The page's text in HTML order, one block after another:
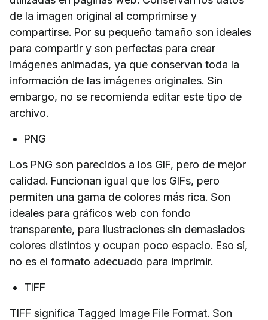
de la imagen original al comprimirse y
compartirse. Por su pequeño tamaño son ideales
para compartir y son perfectas para crear
imágenes animadas, ya que conservan toda la
información de las imágenes originales. Sin
embargo, no se recomienda editar este tipo de
archivo.
PNG
Los PNG son parecidos a los GIF, pero de mejor
calidad. Funcionan igual que los GIFs, pero
permiten una gama de colores más rica. Son
ideales para gráficos web con fondo
transparente, para ilustraciones sin demasiados
colores distintos y ocupan poco espacio. Eso sí,
no es el formato adecuado para imprimir.
TIFF
TIFF significa Tagged Image File Format. Son